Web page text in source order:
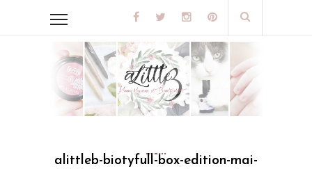
alittleb-biotyfull-box-edition-mai-